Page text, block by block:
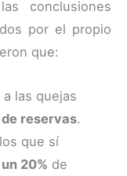
conclusiones
por el propio
que:
las quejas
reservas.
que sí
20% de